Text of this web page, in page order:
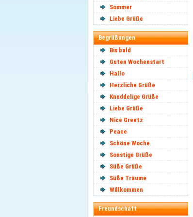
Sommer
Liebe Grüße
Begrüßungen
Bis bald
Guten Wochenstart
Hallo
Herzliche Grüße
Knuddelige Grüße
Liebe Grüße
Nice Greetz
Peace
Schöne Woche
Sonstige Grüße
Süße Grüße
Süße Träume
Willkommen
Freundschaft